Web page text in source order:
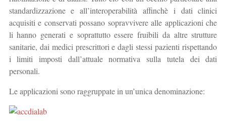
standardizzazione e all’interoperabilità affinchè i dati clinici
acquisiti e conservati possano sopravvivere alle applicazioni che
li hanno generati e soprattutto essere fruibili da altre strutture
sanitarie, dai medici prescrittori e dagli stessi pazienti rispettando
i limiti imposti dall’attuale normativa sulla tutela dei dati
personali.
Le applicazioni sono raggruppate in un’unica denominazione: